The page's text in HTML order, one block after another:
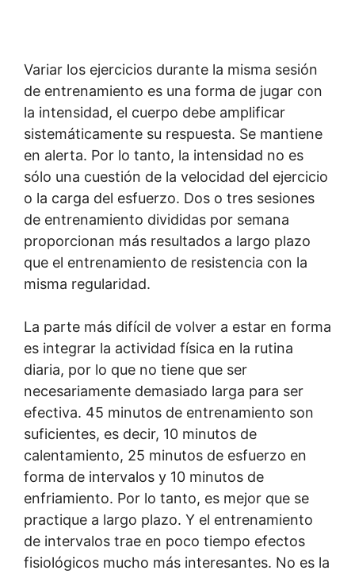
Variar los ejercicios durante la misma sesión
de entrenamiento es una forma de jugar con
la intensidad, el cuerpo debe amplificar
sistemáticamente su respuesta. Se mantiene
en alerta. Por lo tanto, la intensidad no es
sólo una cuestión de la velocidad del ejercicio
o la carga del esfuerzo. Dos o tres sesiones
de entrenamiento divididas por semana
proporcionan más resultados a largo plazo
que el entrenamiento de resistencia con la
misma regularidad.
La parte más difícil de volver a estar en forma
es integrar la actividad física en la rutina
diaria, por lo que no tiene que ser
necesariamente demasiado larga para ser
efectiva. 45 minutos de entrenamiento son
suficientes, es decir, 10 minutos de
calentamiento, 25 minutos de esfuerzo en
forma de intervalos y 10 minutos de
enfriamiento. Por lo tanto, es mejor que se
practique a largo plazo. Y el entrenamiento
de intervalos trae en poco tiempo efectos
fisiológicos mucho más interesantes. No es la